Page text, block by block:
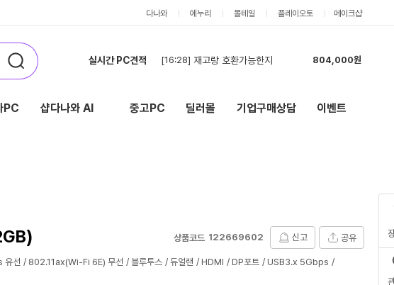
다나와 에누리 몰테일 플레이오토 메이크샵
실시간 PC견적
재고랑 호환가능한지
804,000원
[16:15] amd 게이밍 pc
5,651,000원
[16:28] 재고랑 호환가능한지 804,000원
PC 샵다나와 AI 중고PC 딜러몰 기업구매상담 이벤트
상품코드 122669602 신고 공유
유선 802.11ax(Wi-Fi 6E) 무선 블루투스 듀얼랜 HDMI DP포트
USB3.x 5Gbps